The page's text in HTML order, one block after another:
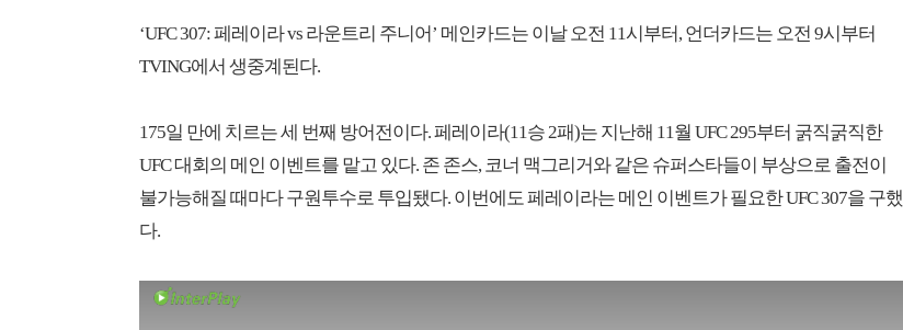
‘UFC 307: 페레이라 vs 라운트리 주니어’ 메인카드는 이날 오전 11시부터, 언더카드는 오전 9시부터
TVING에서 생중계된다.
175일 만에 치르는 세 번째 방어전이다. 페레이라(11승 2패)는 지난해 11월 UFC 295부터 굵직굵직한
UFC 대회의 메인 이벤트를 맡고 있다. 존 존스, 코너 맥그리거와 같은 슈퍼스타들이 부상으로 출전이
불가능해질 때마다 구원투수로 투입됐다. 이번에도 페레이라는 메인 이벤트가 필요한 UFC 307을 구했
다.